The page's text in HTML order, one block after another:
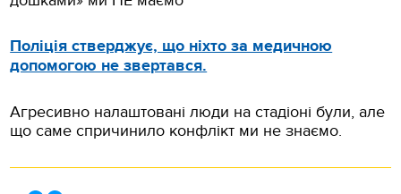
Поліція стверджує, що ніхто за медичною
допомогою не звертався.
Агресивно налаштовані люди на стадіоні були, але
що саме спричинило конфлікт ми не знаємо.